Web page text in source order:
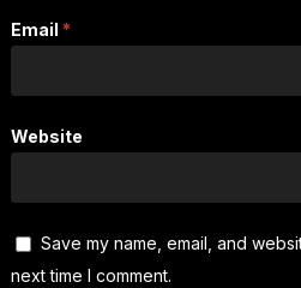
Email *
Website
Save my name, email, and
next time I comment.